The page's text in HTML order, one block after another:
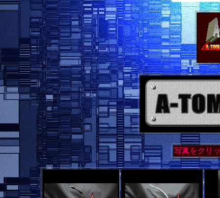
写真をクリ